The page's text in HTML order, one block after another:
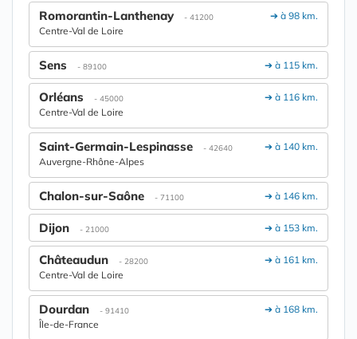
➔ à 98 km.
Romorantin-Lanthenay - 41200
Centre-Val de Loire
➔ à 115 km.
Sens - 89100
➔ à 116 km.
Orléans - 45000
Centre-Val de Loire
➔ à 140 km.
Saint-Germain-Lespinasse - 42640
Auvergne-Rhône-Alpes
➔ à 146 km.
Chalon-sur-Saône - 71100
➔ à 153 km.
Dijon - 21000
➔ à 161 km.
Châteaudun - 28200
Centre-Val de Loire
➔ à 168 km.
Dourdan - 91410
Île-de-France